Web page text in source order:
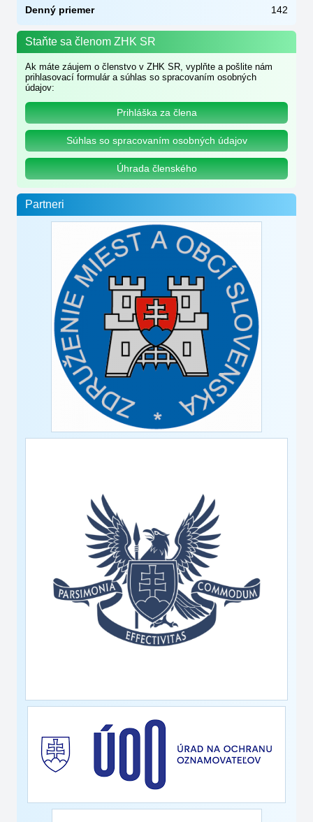
Denný priemer
142
Staňte sa členom ZHK SR
Ak máte záujem o členstvo v ZHK SR, vyplňte a pošlite nám
prihlasovací formulár a súhlas so spracovaním osobných
údajov:
Prihláška za člena
Súhlas so spracovaním osobných údajov
Úhrada členského
Partneri